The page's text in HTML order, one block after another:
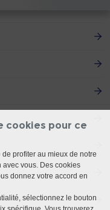
cookies pour ce
profiter au mieux de notre
vous. Des cookies
donnez votre accord en
sélectionnez le bouton